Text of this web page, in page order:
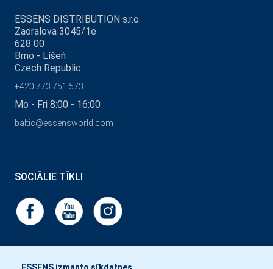
ESSENS DISTRIBUTION s.r.o.
Zaoralova 3045/1e
628 00
Brno - Líšeň
Czech Republic
+420 773 751 573
Mo - Fri 8:00 - 16:00
baltic@essensworld.com
SOCIĀLIE TĪKLI